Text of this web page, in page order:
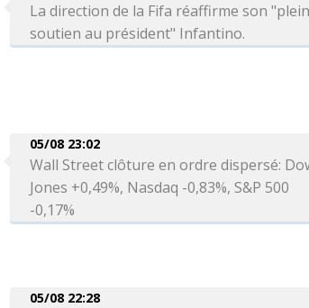
La direction de la Fifa réaffirme son
soutien au président" Infantino.
05/08 23:02
Wall Street clôture en ordre dispersé:
Jones +0,49%, Nasdaq -0,83%, S&P 500
-0,17%
05/08 22:28